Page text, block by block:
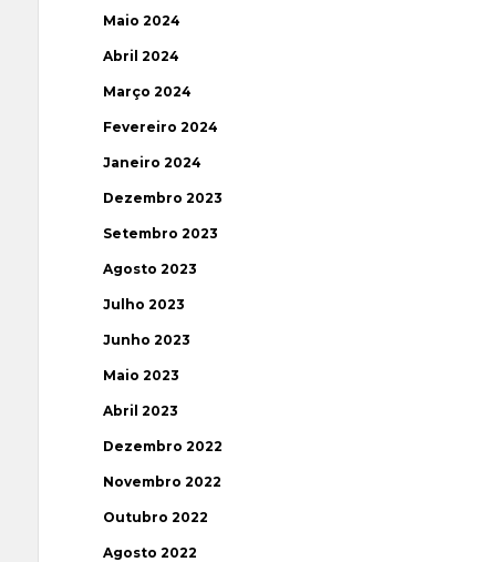
Maio 2024
Abril 2024
Março 2024
Fevereiro 2024
Janeiro 2024
Dezembro 2023
Setembro 2023
Agosto 2023
Julho 2023
Junho 2023
Maio 2023
Abril 2023
Dezembro 2022
Novembro 2022
Outubro 2022
Agosto 2022